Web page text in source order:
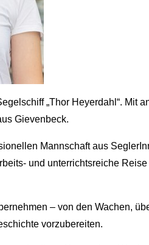
„Thor Heyerdahl“. Mit
Gievenbeck.
Mannschaft aus
und unterrichtsreiche Reise
– von den Wachen,
vorzubereiten.